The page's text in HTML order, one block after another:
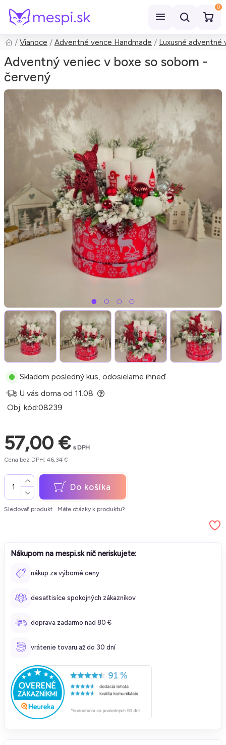
0
Hľadať
Vianoce Adventné vence Handmade Luxusné adventné
Adventný veniec v boxe so sobom -
červený
57,00 € s DPH
Cena bez DPH: 46,34 €
Skladom posledný kus, odosielame ihneď
U vás doma od 11.08.
Obj. kód:08239
Do košíka
Sledovať produkt Máte otázky k produktu?
Nákupom na mespi.sk nič neriskujete:
nákup za výborné ceny
desaťtisíce spokojných zákazníkov
doprava zadarmo nad 80 €
vrátenie tovaru až do 30 dní